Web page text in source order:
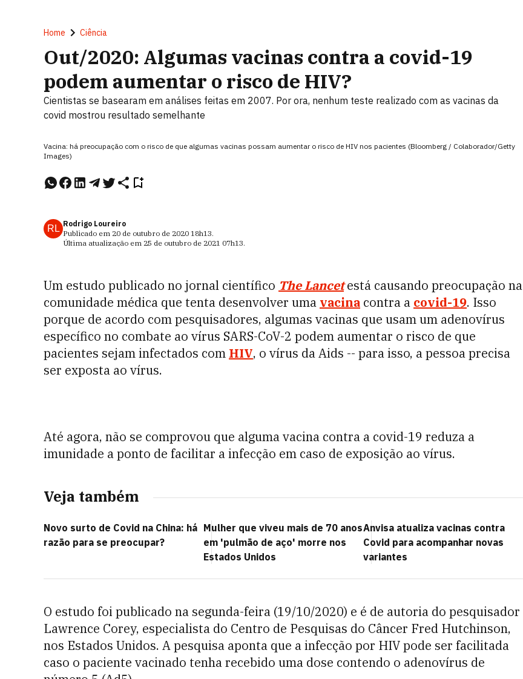
Home Ciência
Out/2020: Algumas vacinas contra a covid-19
podem aumentar o risco de HIV?
Cientistas se basearam em análises feitas em 2007. Por ora, nenhum teste realizado com as vacinas da
covid mostrou resultado semelhante
Vacina: há preocupação com o risco de que algumas vacinas possam aumentar o risco de HIV nos pacientes (Bloomberg / Colaborador/Getty
Images)
RL Rodrigo Loureiro
Publicado em 20 de outubro de 2020 18h13.
Última atualização em 25 de outubro de 2021 07h13.
Um estudo publicado no jornal científico The Lancetestá causando preocupação na
comunidade médica que tenta desenvolver uma vacina contra a covid-19. Isso
porque de acordo com pesquisadores, algumas vacinas que usam um adenovírus
específico no combate ao vírus SARS-CoV-2 podem aumentar o risco de que
pacientes sejam infectados com HIV, o vírus da Aids -- para isso, a pessoa precisa
ser exposta ao vírus.
Até agora, não se comprovou que alguma vacina contra a covid-19 reduza a
imunidade a ponto de facilitar a infecção em caso de exposição ao vírus.
Veja também
Novo surto de Covid na China: há
razão para se preocupar?
Mulher que viveu mais de 70 anos
em 'pulmão de aço' morre nos
Estados Unidos
Anvisa atualiza vacinas contra
Covid para acompanhar novas
variantes
O estudo foi publicado na segunda-feira (19/10/2020) e é de autoria do pesquisador
Lawrence Corey, especialista do Centro de Pesquisas do Câncer Fred Hutchinson,
nos Estados Unidos. A pesquisa aponta que a infecção por HIV pode ser facilitada
caso o paciente vacinado tenha recebido uma dose contendo o adenovírus de